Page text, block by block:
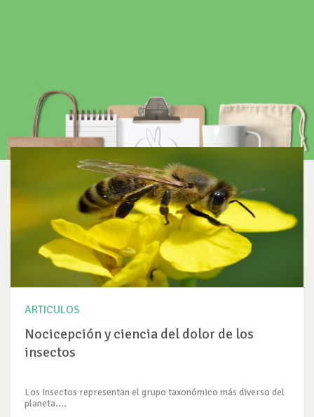
ARTICULOS
Nocicepción y ciencia del dolor de los
insectos
Los insectos representan el grupo taxonómico más diverso del
planeta....